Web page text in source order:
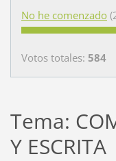
No he comenzado
Votos totales: 584
Tema:
Y ESCRITA